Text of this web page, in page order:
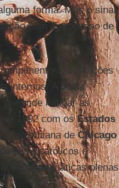
forma. Mas o sinal
com o processo de
das relações
internos. A dupla
pretende mitigar as
1892 com osEstados
colombiana deChicago
entre católicos e
diplomáticas plenas